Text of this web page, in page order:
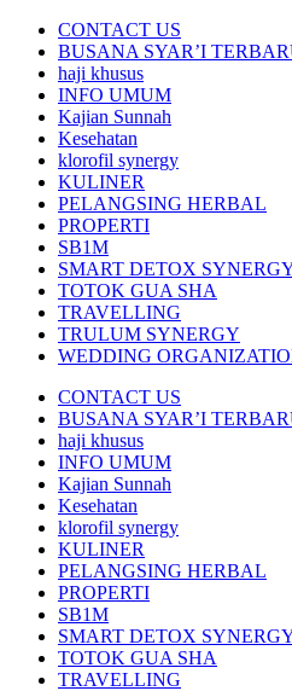
CONTACT US
BUSANA SYAR’I
haji khusus
INFO UMUM
Kajian Sunnah
Kesehatan
klorofil synergy
KULINER
PELANGSING HERBAL
PROPERTI
SB1M
SMART DETOX
TOTOK GUA SHA
TRAVELLING
TRULUM SYNERGY
WEDDING
CONTACT US
BUSANA SYAR’I
haji khusus
INFO UMUM
Kajian Sunnah
Kesehatan
klorofil synergy
KULINER
PELANGSING HERBAL
PROPERTI
SB1M
SMART DETOX
TOTOK GUA SHA
TRAVELLING